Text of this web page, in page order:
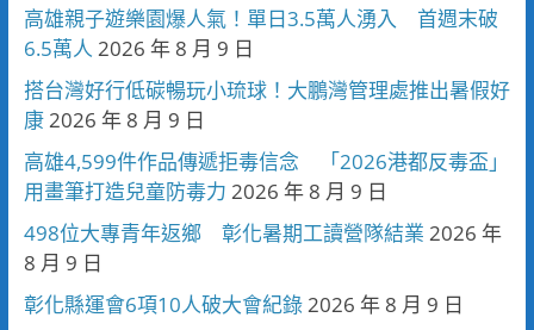
高雄親子遊樂園爆人氣！單日3.5萬人湧入 首週末破
6.5萬人 2026 年 8 月 9 日
搭台灣好行低碳暢玩小琉球！大鵬灣管理處推出暑假好
康 2026 年 8 月 9 日
高雄4,599件作品傳遞拒毒信念 「2026港都反毒盃」
用畫筆打造兒童防毒力 2026 年 8 月 9 日
498位大專青年返鄉 彰化暑期工讀營隊結業 2026 年
8 月 9 日
彰化縣運會6項10人破大會紀錄 2026 年 8 月 9 日